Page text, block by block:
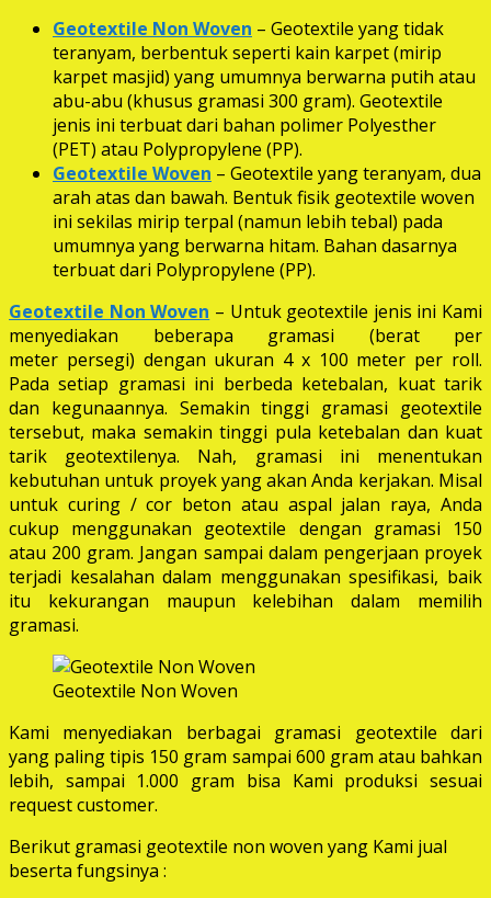
Geotextile Non Woven – Geotextile yang tidak
teranyam, berbentuk seperti kain karpet (mirip
karpet masjid) yang umumnya berwarna putih atau
abu-abu (khusus gramasi 300 gram). Geotextile
jenis ini terbuat dari bahan polimer Polyesther
(PET) atau Polypropylene (PP).
Geotextile Woven – Geotextile yang teranyam, dua
arah atas dan bawah. Bentuk fisik geotextile woven
ini sekilas mirip terpal (namun lebih tebal) pada
umumnya yang berwarna hitam. Bahan dasarnya
terbuat dari Polypropylene (PP).
Geotextile Non Woven – Untuk geotextile jenis ini Kami
menyediakan beberapa gramasi (berat per
meter persegi) dengan ukuran 4 x 100 meter per roll.
Pada setiap gramasi ini berbeda ketebalan, kuat tarik
dan kegunaannya. Semakin tinggi gramasi geotextile
tersebut, maka semakin tinggi pula ketebalan dan kuat
tarik geotextilenya. Nah, gramasi ini menentukan
kebutuhan untuk proyek yang akan Anda kerjakan. Misal
untuk curing / cor beton atau aspal jalan raya, Anda
cukup menggunakan geotextile dengan gramasi 150
atau 200 gram. Jangan sampai dalam pengerjaan proyek
terjadi kesalahan dalam menggunakan spesifikasi, baik
itu kekurangan maupun kelebihan dalam memilih
gramasi.
Geotextile Non Woven
Kami menyediakan berbagai gramasi geotextile dari
yang paling tipis 150 gram sampai 600 gram atau bahkan
lebih, sampai 1.000 gram bisa Kami produksi sesuai
request customer.
Berikut gramasi geotextile non woven yang Kami jual
beserta fungsinya :